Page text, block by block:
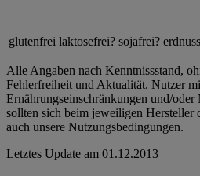
glutenfrei laktosefrei? sojafrei?
Alle Angaben nach Kenntnissstand,
Fehlerfreiheit und Aktualität. Nutzer
Ernährungseinschränkungen und/
sollten sich beim jeweiligen Hersteller
auch unsere Nutzungsbedingungen.
Letztes Update am 01.12.2013